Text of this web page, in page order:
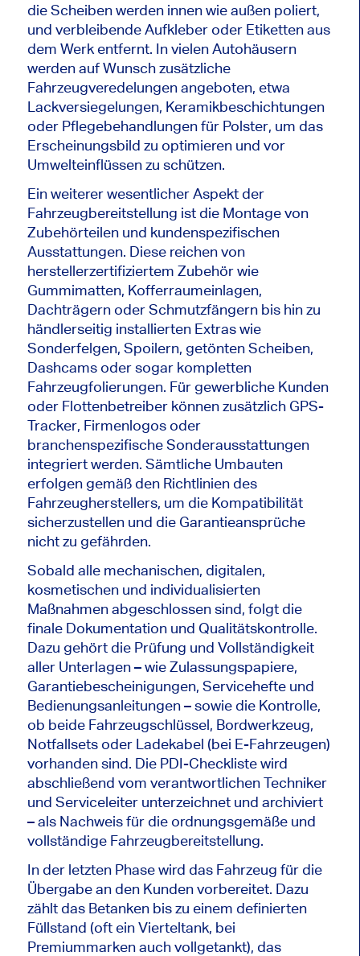
die Scheiben werden innen wie außen poliert,
und verbleibende Aufkleber oder Etiketten aus
dem Werk entfernt. In vielen Autohäusern
werden auf Wunsch zusätzliche
Fahrzeugveredelungen angeboten, etwa
Lackversiegelungen, Keramikbeschichtungen
oder Pflegebehandlungen für Polster, um das
Erscheinungsbild zu optimieren und vor
Umwelteinflüssen zu schützen.
Ein weiterer wesentlicher Aspekt der
Fahrzeugbereitstellung ist die Montage von
Zubehörteilen und kundenspezifischen
Ausstattungen. Diese reichen von
herstellerzertifiziertem Zubehör wie
Gummimatten, Kofferraumeinlagen,
Dachträgern oder Schmutzfängern bis hin zu
händlerseitig installierten Extras wie
Sonderfelgen, Spoilern, getönten Scheiben,
Dashcams oder sogar kompletten
Fahrzeugfolierungen. Für gewerbliche Kunden
oder Flottenbetreiber können zusätzlich GPS-
Tracker, Firmenlogos oder
branchenspezifische Sonderausstattungen
integriert werden. Sämtliche Umbauten
erfolgen gemäß den Richtlinien des
Fahrzeugherstellers, um die Kompatibilität
sicherzustellen und die Garantieansprüche
nicht zu gefährden.
Sobald alle mechanischen, digitalen,
kosmetischen und individualisierten
Maßnahmen abgeschlossen sind, folgt die
finale Dokumentation und Qualitätskontrolle.
Dazu gehört die Prüfung und Vollständigkeit
aller Unterlagen – wie Zulassungspapiere,
Garantiebescheinigungen, Servicehefte und
Bedienungsanleitungen – sowie die Kontrolle,
ob beide Fahrzeugschlüssel, Bordwerkzeug,
Notfallsets oder Ladekabel (bei E-Fahrzeugen)
vorhanden sind. Die PDI-Checkliste wird
abschließend vom verantwortlichen Techniker
und Serviceleiter unterzeichnet und archiviert
– als Nachweis für die ordnungsgemäße und
vollständige Fahrzeugbereitstellung.
In der letzten Phase wird das Fahrzeug für die
Übergabe an den Kunden vorbereitet. Dazu
zählt das Betanken bis zu einem definierten
Füllstand (oft ein Vierteltank, bei
Premiummarken auch vollgetankt), das